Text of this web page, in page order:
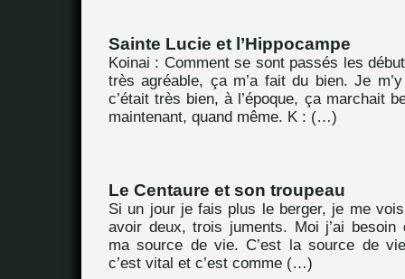
Sainte Lucie et l’Hippocampe
Koinai : Comment se sont passés les
très agréable, ça m’a fait du bien. Je
c’était très bien, à l’époque, ça marchait
maintenant, quand même. K : (…)
Le Centaure et son troupeau
Si un jour je fais plus le berger, je me
avoir deux, trois juments. Moi j’ai besoin
ma source de vie. C’est la source de
c’est vital et c’est comme (…)